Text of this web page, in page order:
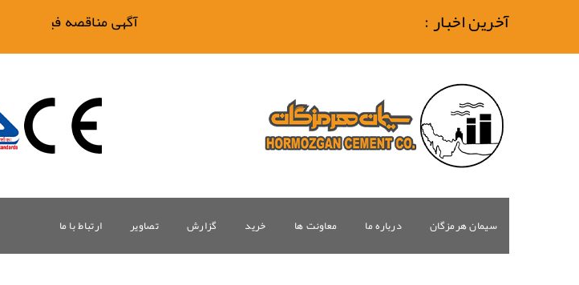
آخرین اخبار : آگهی مناقصه فیلتر بیگ وان
ارتباط با ما تصاویر گزارش خرید معاونت ها درباره ما سیمان هرمزگان